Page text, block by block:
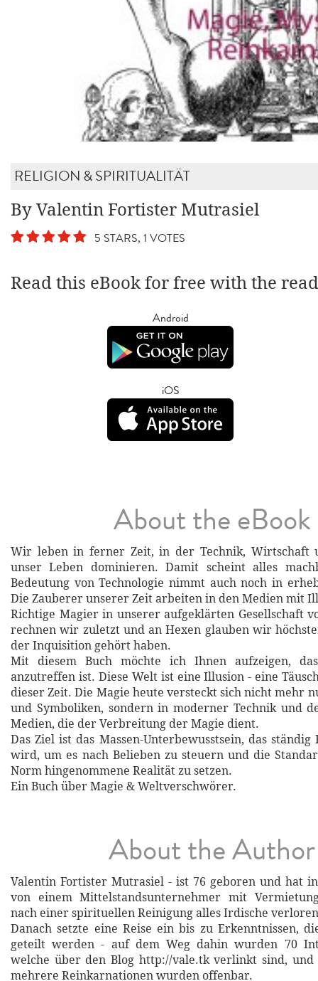
RELIGION & SPIRITUALITÄT
By Valentin Fortister Mutrasiel
5 STARS, 1 VOTES
Read this eBook for free with the
Android
iOS
About the eBook
Wir leben in ferner Zeit, in der Technik, Wirtschaft
unser Leben dominieren. Damit scheint alles
Bedeutung von Technologie nimmt auch noch in
Die Zauberer unserer Zeit arbeiten in den Medien mit
Richtige Magier in unserer aufgeklärten Gesellschaft
rechnen wir zuletzt und an Hexen glauben wir
der Inquisition gehört haben.
Mit diesem Buch möchte ich Ihnen aufzeigen,
anzutreffen ist. Diese Welt ist eine Illusion - eine
dieser Zeit. Die Magie heute versteckt sich nicht mehr
und Symboliken, sondern in moderner Technik und
Medien, die der Verbreitung der Magie dient.
Das Ziel ist das Massen-Unterbewusstsein, das ständig
wird, um es nach Belieben zu steuern und die
Norm hingenommene Realität zu setzen.
Ein Buch über Magie & Weltverschwörer.
About the Author
Valentin Fortister Mutrasiel - ist 76 geboren und hat
von einem Mittelstandsunternehmer mit
nach einer spirituellen Reinigung alles Irdische
Danach setzte eine Reise ein bis zu Erkenntnissen,
geteilt werden - auf dem Weg dahin wurden 70
welche über den Blog http://vale.tk verlinkt sind, und
mehrere Reinkarnationen wurden offenbar.